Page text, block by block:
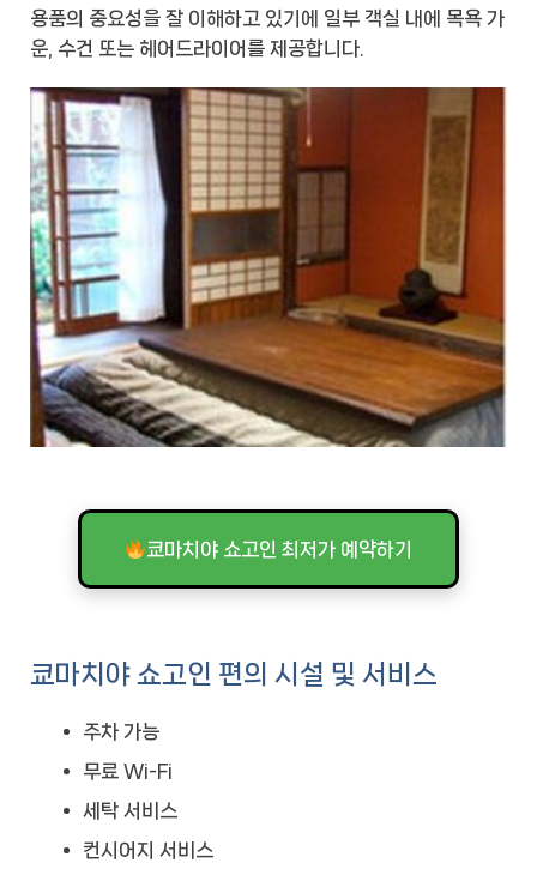
용품의 중요성을 잘 이해하고 있기에 일부 객실 내에 목욕 가
운, 수건 또는 헤어드라이어를 제공합니다.
쿄마치야 쇼고인 최저가 예약하기
쿄마치야 쇼고인 편의 시설 및 서비스
주차 가능
무료 Wi-Fi
세탁 서비스
컨시어지 서비스